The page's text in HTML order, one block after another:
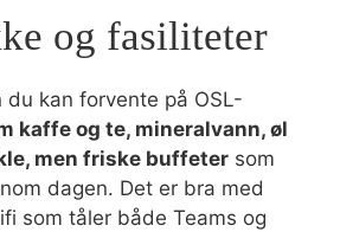
og fasiliteter
du kan forvente på OSL-
kaffe og te, mineralvann, øl
men friske buffeter som
dagen. Det er bra med
som tåler både Teams og